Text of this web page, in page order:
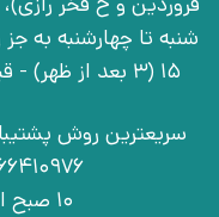
15 (3 بعد از ظهر) - قبل از تشریف آوردن تماس بگیرید
سریعترین روش
021-66410976 | 09030925756
10 صبح الی 15 (3 بعد از ظهر)